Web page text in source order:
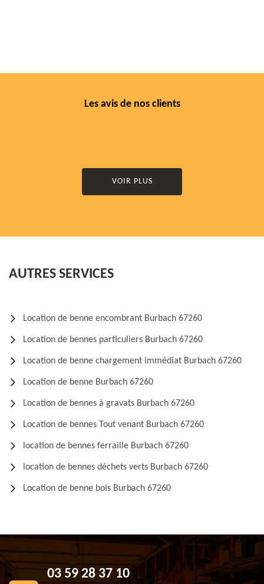
Les avis de nos clients
VOIR PLUS
AUTRES SERVICES
Location de benne encombrant Burbach 67260
Location de bennes particuliers Burbach 67260
Location de benne chargement immédiat Burbach 67260
Location de benne Burbach 67260
Location de bennes à gravats Burbach 67260
Location de bennes Tout venant Burbach 67260
location de bennes ferraille Burbach 67260
location de bennes déchets verts Burbach 67260
Location de benne bois Burbach 67260
03 59 28 37 10